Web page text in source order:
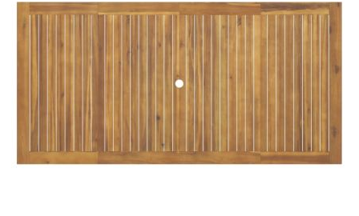
здрава и издръжлива.Практичен плот: Здравият
плот на трапезната маса предлага място за
поставяне на закуски, кошници с плодове,
декоративни предмети и други нужди.Удобни
места за сядане: Столът за хранене е проектиран
с облегалка и подлакътници, за да ви предложи
удобно изживяване при сядане. Добре е да се
знае:За да сте сигурни, че вашите външни
мебели ще останат красиви, ви препоръчваме да
ги защитите с водоустойчиво покривало.
Маса: